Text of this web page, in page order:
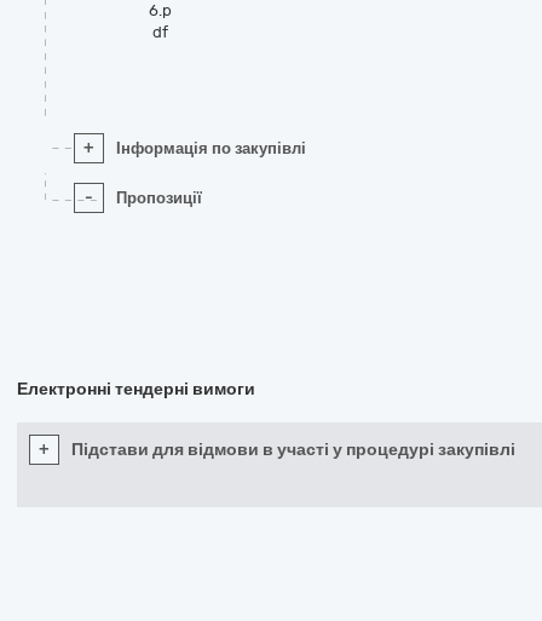
6.p
df
+ Інформація по закупівлі
- Пропозиції
Електронні тендерні вимоги
+ Підстави для відмови в участі у процедурі закупівлі